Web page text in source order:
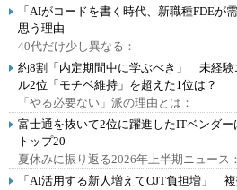
「AIがコードを書く時代、新職種FDE
思う理由
40代だけ少し異なる：
約8割「内定期間中に学ぶべき」 未経験
ル2位「モチベ維持」を超えた1位は？
「やる必要ない」派の理由とは：
富士通を抜いて2位に躍進したITベンダ
トップ20
夏休みに振り返る2026年上半期ニュース：
「AI活用する新人増えてOJT負担増」